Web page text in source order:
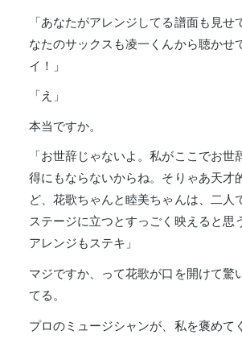
「あなたがアレンジしてる譜面も見せ
なたのサックスも凌一くんから聴かせ
イ！」
「え」
本当ですか。
「お世辞じゃないよ。私がここでお世
得にもならないからね。そりゃあ天才
ど、花歌ちゃんと睦美ちゃんは、二人
ステージに立つとすっごく映えると思
アレンジもステキ」
マジですか、って花歌が口を開けて驚
てる。
プロのミュージシャンが、私を褒めて